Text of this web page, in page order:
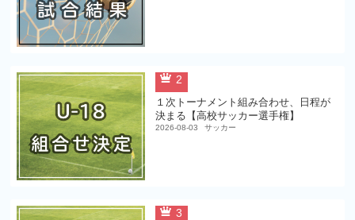
2
１次トーナメント組み合わせ、日程が
決まる【高校サッカー選手権】
2026-08-03 サッカー
3